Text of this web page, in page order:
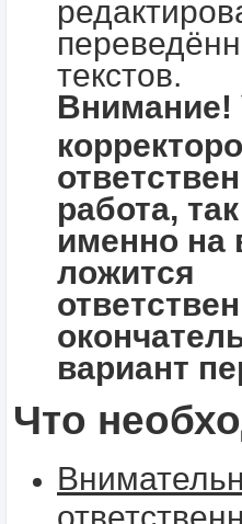
текстов.
Внимание!
работа,
именно на
ложится
вариант
Что